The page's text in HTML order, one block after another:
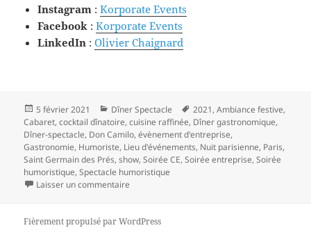
Instagram :Korporate Events
Facebook :Korporate Events
LinkedIn :Olivier Chaignard
Publié
le
5 février 2021 Catégories
Dîner Spectacle
Mots-
clés
2021,Ambiance festive,
Cabaret,cocktail dînatoire,cuisine raffinée, Dîner gastronomique,
Dîner-spectacle, Don Camilo,évènement d'entreprise,
Gastronomie, Humoriste, Lieu d'événements, Nuit parisienne, Paris,
Saint Germain des Prés,show,Soirée CE,Soirée entreprise,Soirée
humoristique,Spectacle humoristique
Laisser un commentaire
Fièrement propulsé par WordPress